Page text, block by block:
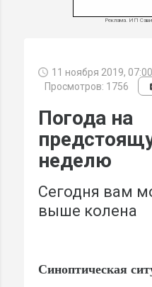
Реклама. ИП
11 ноября 2019, 07:00
Просмотров: 1756
Погода на
неделю
Сегодня вам
выше колена
Синоптическая